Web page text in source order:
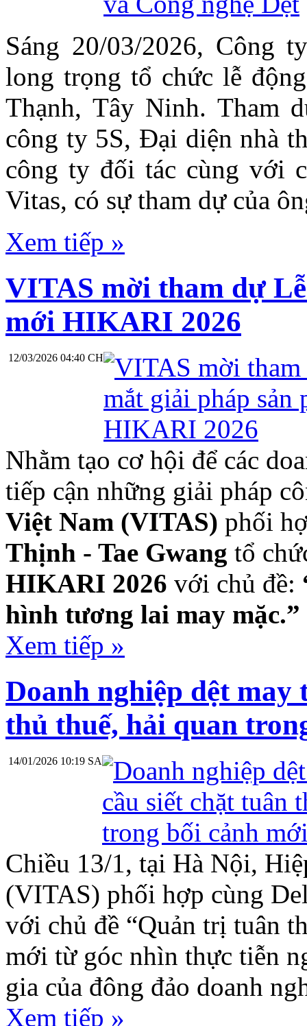
Sáng 20/03/2026, Công
long trọng tổ chức lễ
Thạnh, Tây Ninh. Tham
công ty 5S, Đại diện nhà
công ty đối tác cùng với
Vitas, có sự tham dự của
Xem tiếp »
VITAS mời tham dự
mới HIKARI 2026
12/03/2026 04:40 CH
Nhằm tạo cơ hội để các
tiếp cận những giải pháp
Việt Nam (VITAS) phối
Thịnh - Tae Gwang tổ
HIKARI 2026 với chủ đề:
hình tương lai may mặc.”
Xem tiếp »
Doanh nghiệp dệt may
thủ thuế, hải quan
14/01/2026 10:19 SA
Chiều 13/1, tại Hà Nội,
(VITAS) phối hợp cùng
với chủ đề “Quản trị tuân
mới từ góc nhìn thực tiễn
gia của đông đảo doanh
Xem tiếp »